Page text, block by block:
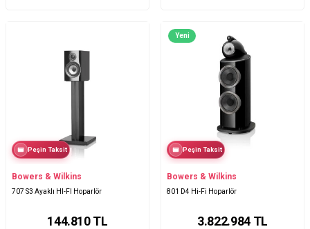
Peşin Taksit
Bowers & Wilkins
707 S3 Ayaklı HI-FI Hoparlör
144.810TL
Yeni
Peşin Taksit
Bowers & Wilkins
801 D4 Hi-Fi Hoparlör
3.822.984TL